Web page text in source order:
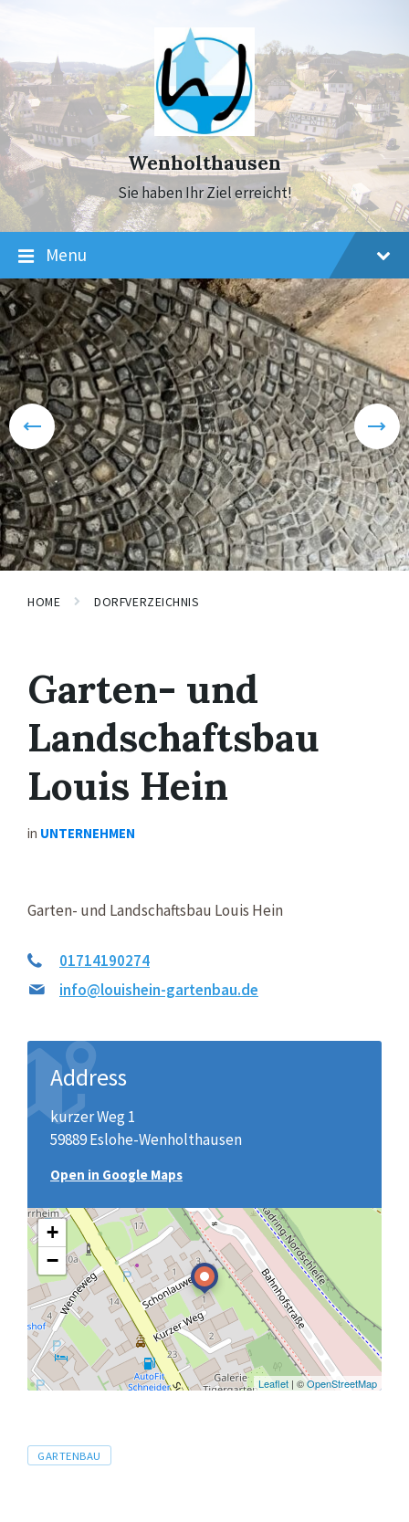
navigation
Wenholthausen
Sie haben Ihr Ziel erreicht!
Menu
HOME DORFVERZEICHNIS
Garten- und
Landschaftsbau
Louis Hein
in UNTERNEHMEN
Garten- und Landschaftsbau Louis Hein
01714190274
info@louishein-gartenbau.de
Address
kurzer Weg 1
59889 Eslohe-Wenholthausen
Open in Google Maps
+
−
Leaflet | ©OpenStreetMap
Tags
GARTENBAU